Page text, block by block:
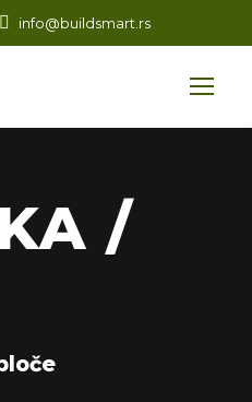
info@buildsmart.rs
/